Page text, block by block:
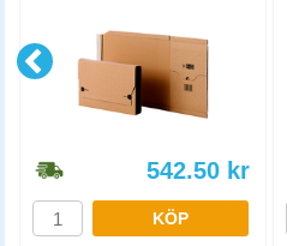
542.50 kr
KÖP